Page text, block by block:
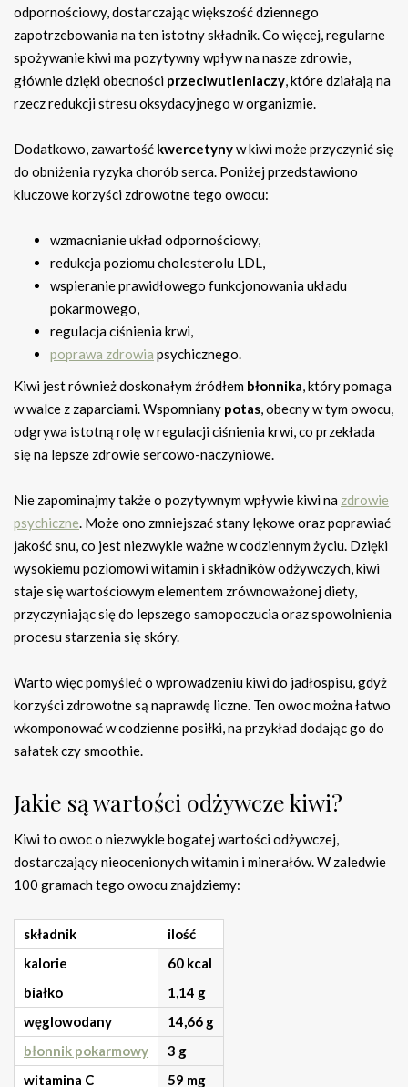
odpornościowy, dostarczając większość dziennego
zapotrzebowania na ten istotny składnik. Co więcej, regularne
spożywanie kiwi ma pozytywny wpływ na nasze zdrowie,
głównie dzięki obecności przeciwutleniaczy, które działają na
rzecz redukcji stresu oksydacyjnego w organizmie.
Dodatkowo, zawartość kwercetynyw kiwi może przyczynić się
do obniżenia ryzyka chorób serca. Poniżej przedstawiono
kluczowe korzyści zdrowotne tego owocu:
wzmacnianie układ odpornościowy,
redukcja poziomu cholesterolu LDL,
wspieranie prawidłowego funkcjonowania układu
pokarmowego,
regulacja ciśnienia krwi,
poprawa zdrowia psychicznego.
Kiwi jest również doskonałym źródłem błonnika, który pomaga
w walce z zaparciami. Wspomniany potas, obecny w tym owocu,
odgrywa istotną rolę w regulacji ciśnienia krwi, co przekłada
się na lepsze zdrowie sercowo-naczyniowe.
Nie zapominajmy także o pozytywnym wpływie kiwi na zdrowie
psychiczne. Może ono zmniejszać stany lękowe oraz poprawiać
jakość snu, co jest niezwykle ważne w codziennym życiu. Dzięki
wysokiemu poziomowi witamin i składników odżywczych, kiwi
staje się wartościowym elementem zrównoważonej diety,
przyczyniając się do lepszego samopoczucia oraz spowolnienia
procesu starzenia się skóry.
Warto więc pomyśleć o wprowadzeniu kiwi do jadłospisu, gdyż
korzyści zdrowotne są naprawdę liczne. Ten owoc można łatwo
wkomponować w codzienne posiłki, na przykład dodając go do
sałatek czy smoothie.
Jakie są wartości odżywcze kiwi?
Kiwi to owoc o niezwykle bogatej wartości odżywczej,
dostarczający nieocenionych witamin i minerałów. W zaledwie
100 gramach tego owocu znajdziemy:
składnik
ilość
kalorie
60 kcal
białko
1,14 g
węglowodany
14,66 g
błonnik pokarmowy
3 g
witamina C
59 mg